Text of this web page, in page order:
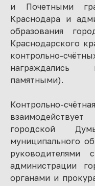
и Почетными
Краснодара и
образования
Краснодарского
контрольно-
награждались
памятными).
Контрольно-
городской
муниципального
руководителями
администрации
органами и